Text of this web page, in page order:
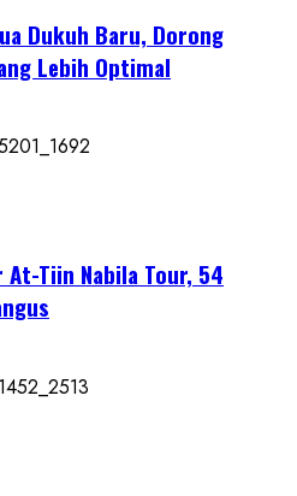
Dukuh Baru, Dorong
Lebih Optimal
Tiin Nabila Tour, 54